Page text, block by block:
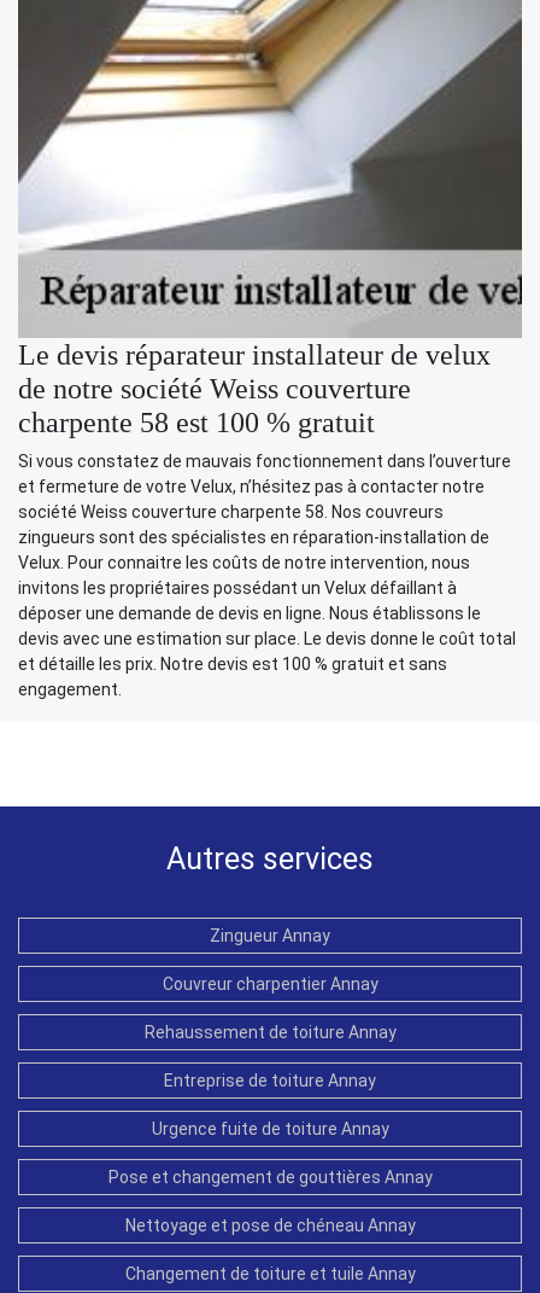
Le devis réparateur installateur de velux
de notre société Weiss couverture
charpente 58 est 100 % gratuit
Si vous constatez de mauvais fonctionnement dans l’ouverture
et fermeture de votre Velux, n’hésitez pas à contacter notre
société Weiss couverture charpente 58. Nos couvreurs
zingueurs sont des spécialistes en réparation-installation de
Velux. Pour connaitre les coûts de notre intervention, nous
invitons les propriétaires possédant un Velux défaillant à
déposer une demande de devis en ligne. Nous établissons le
devis avec une estimation sur place. Le devis donne le coût total
et détaille les prix. Notre devis est 100 % gratuit et sans
engagement.
Autres services
Zingueur Annay
Couvreur charpentier Annay
Rehaussement de toiture Annay
Entreprise de toiture Annay
Urgence fuite de toiture Annay
Pose et changement de gouttières Annay
Nettoyage et pose de chéneau Annay
Changement de toiture et tuile Annay